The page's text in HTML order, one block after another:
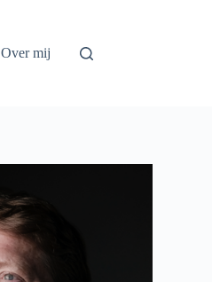
Over mij